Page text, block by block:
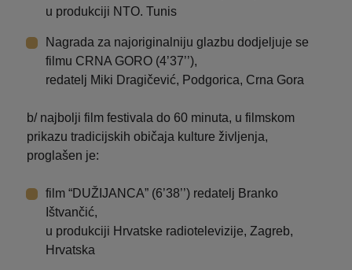
u produkciji NTO. Tunis
Nagrada za najoriginalniju glazbu dodjeljuje se
filmu CRNA GORO (4’37’’),
redatelj Miki Dragičević, Podgorica, Crna Gora
b/ najbolji film festivala do 60 minuta, u filmskom
prikazu tradicijskih običaja kulture življenja,
proglašen je:
film “DUŽIJANCA” (6’38’’) redatelj Branko
Ištvančić,
u produkciji Hrvatske radiotelevizije, Zagreb,
Hrvatska